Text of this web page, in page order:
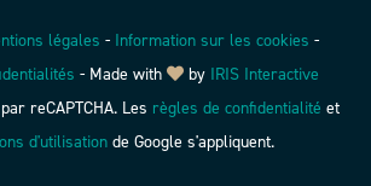
légales - Information sur les cookies -
-Made with by IRIS Interactive
reCAPTCHA. Les règles de confidentialité et
d'utilisationde Google s'appliquent.